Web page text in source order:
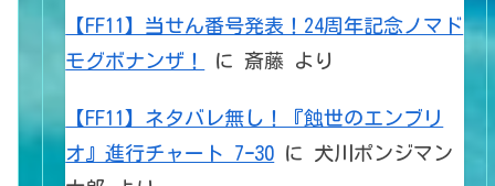
【FF11】当せん番号発表！24周年記念ノマド
モグボナンザ！
に斎藤 より
【FF11】ネタバレ無し！『蝕世のエンブリ
オ』進行チャート 7ｰ30 に 犬川ポンジマン